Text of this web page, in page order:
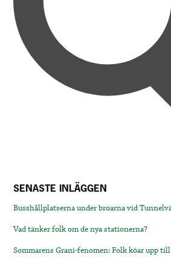
SENASTE INLÄGGEN
Busshållplatserna under broarna vid
Vad tänker folk om de nya stationerna?
Sommarens Grani-fenomen: Folk köar upp